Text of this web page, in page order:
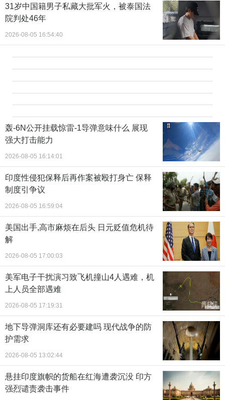
31岁中国籍男子私藏大批军火，被泰国法
院判处46年
2026-08-05 16:54:40
轰-6N公开挂载惊雷-1导弹意味什么 展现
强大打击能力
2026-08-05 16:14:01
印度性侵犯保释后再作案被殴打身亡 保释
制度引争议
2026-08-05 16:59:04
美国出手,高市麻烦在后头 日元贬值危机待
解
2026-08-05 17:00:03
美军电子干扰演习致飞机撞山4人遇难，机
上人员全部遇难
2026-08-05 17:19:31
地下导弹洞库还有必要建吗 现代战争的防
护需求
2026-08-05 13:02:44
悬挂印度旗帜的货船在红海遭袭沉没 印方
强烈谴责袭击事件